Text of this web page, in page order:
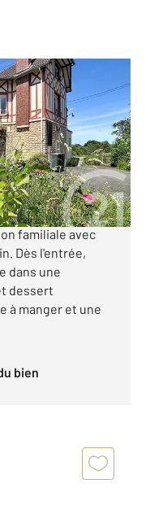
Immobilier vous
familiale avec
Dès l'entrée,
dans une
dessert
à manger et une
bien